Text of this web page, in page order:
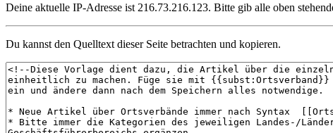
Deine aktuelle IP-Adresse ist 216.73.216.123. Bitte gib alle oben
Du kannst den Quelltext dieser Seite betrachten und kopieren.